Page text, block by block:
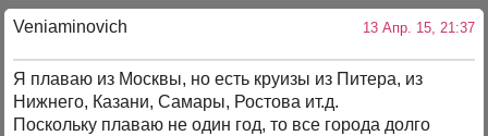
Veniaminovich 13 Апр. 15, 21:37
Я плаваю из Москвы, но есть круизы из Питера, из
Нижнего, Казани, Самары, Ростова ит.д.
Поскольку плаваю не один год, то все города долго